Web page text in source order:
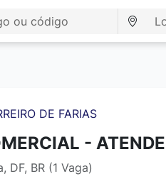
DE FARIAS
-
DF, BR (1 Vaga)